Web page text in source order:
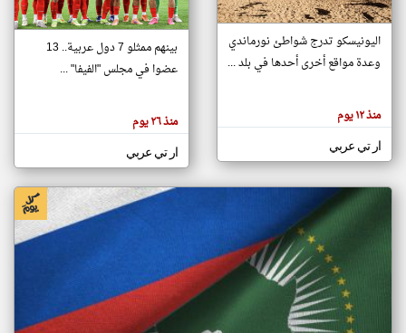
تغيير الدولة
اخبار جزر القمر على مدار الساعة
أهم اخبار جزر القمر العاجلة والمباشرة
هنا عن
وجهة
كاتبيها.
اليونيسكو تدرج شواطئ نورماندي
وعدة مواقع أخرى أحدها في بلد ...
منذ ١٢ يوم
ار تي عربي
بينهم ممثلو 7 دول عربية.. 13
عضوا في مجلس "الفيفا" ...
منذ ٢٦ يوم
ار تي عربي
klyoum.com